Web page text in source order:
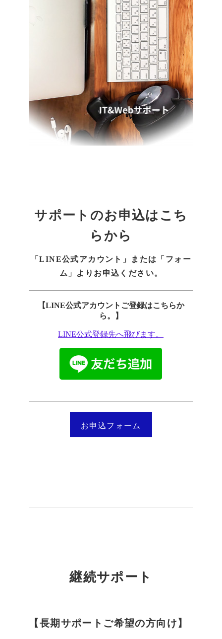
サポートのお申込はこち
らから
「LINE公式アカウント」または「フォー
ム」よりお申込ください。
お申込フォーム
継続サポート
【長期サポートご希望の方向け】